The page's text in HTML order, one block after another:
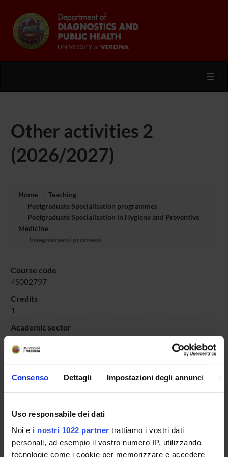
Consenso Dettagli Impostazioni degli annunci
Uso responsabile dei dati
Noi e i nostri 1022 partner trattiamo i vostri dati
personali, ad esempio il vostro numero IP, utilizzando
tecnologie come i cookie per memorizzare e accedere
Other activities 2
(2026/2027)
Home
Teaching
Postgraduate Specialisation programmes
Postgraduate Specialisation in Hygiene and Preventive
Medicine
Insegnamenti promessi
Course code
4S002797
Credits
1
Academic sector
- - -
Overview
Degree Programme
Courses
Notices